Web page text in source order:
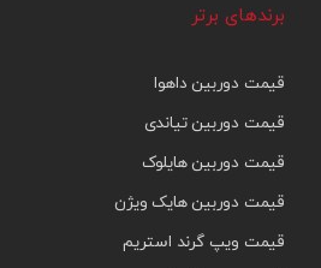
برندهای برتر
قیمت دوربین داهوا
قیمت دوربین تیاندی
قیمت دوربین هایلوک
قیمت دوربین هایک ویژن
قیمت ویپ گرند استریم